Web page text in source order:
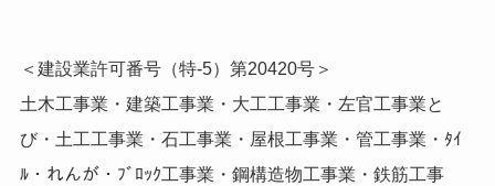
＜建設業許可番号（特-5）第20420号＞
土木工事業・建築工事業・大工工事業・左官工事業と
び・土工工事業・石工事業・屋根工事業・管工事業・ﾀｲ
ﾙ・れんが・ﾌﾞﾛｯｸ工事業・鋼構造物工事業・鉄筋工事